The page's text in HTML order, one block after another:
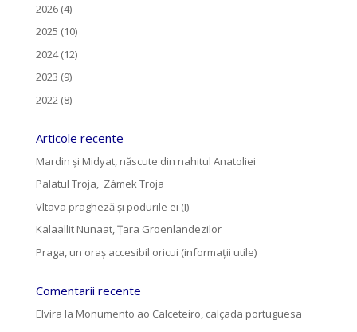
2026 (4)
2025 (10)
2024 (12)
2023 (9)
2022 (8)
Articole recente
Mardin și Midyat, născute din nahitul Anatoliei
Palatul Troja, Zámek Troja
Vltava pragheză și podurile ei (I)
Kalaallit Nunaat, Țara Groenlandezilor
Praga, un oraș accesibil oricui (informații utile)
Comentarii recente
Elvira la Monumento ao Calceteiro, calçada portuguesa